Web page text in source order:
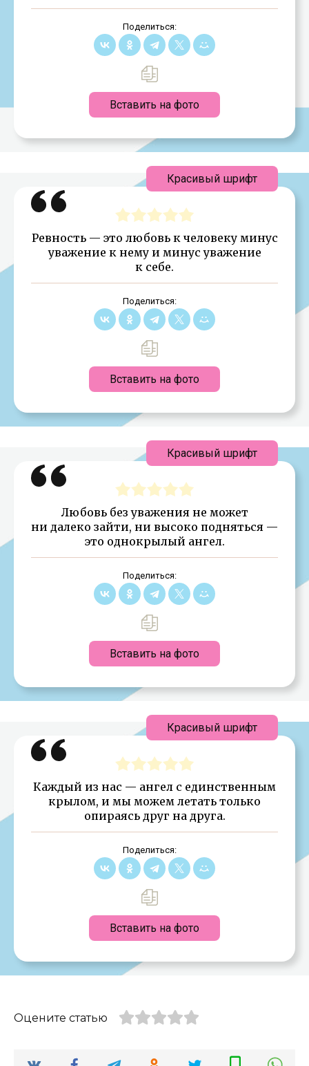
Поделиться:
Вставить на фото
Ревность — это любовь к человеку минус
уважение к нему и минус уважение
к себе.
Поделиться:
Вставить на фото
Красивый шрифт
Любовь без уважения не может
ни далеко зайти, ни высоко подняться —
это однокрылый ангел.
Поделиться:
Вставить на фото
Красивый шрифт
Каждый из нас — ангел с единственным
крылом, и мы можем летать только
опираясь друг на друга.
Поделиться:
Вставить на фото
Красивый шрифт
Оцените статью